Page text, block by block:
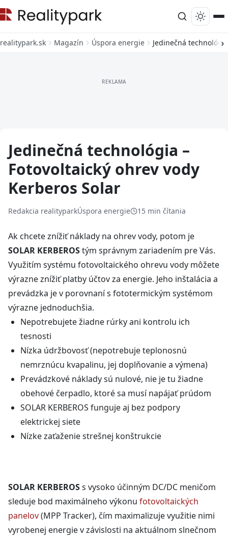
realitypark.sk Magazín Úspora energie Jedinečná
Jedinečná technológia –
Fotovoltaický ohrev vody
Kerberos Solar
Redakcia realityparkÚspora energie 15 min čítania
Ak chcete znížiť náklady na ohrev vody, potom je
SOLAR KERBEROStým správnym zariadením pre Vás.
Využitím systému fotovoltaického ohrevu vody môžete
výrazne znížiť platby účtov za energie. Jeho inštalácia a
prevádzka je v porovnaní s fototermickým systémom
výrazne jednoduchšia.
Nepotrebujete žiadne rúrky ani kontrolu ich
tesnosti
Nízka údržbovosť (nepotrebuje teplonosnú
nemrznúcu kvapalinu, jej doplňovanie a výmena)
Prevádzkové náklady sú nulové, nie je tu žiadne
obehové čerpadlo, ktoré sa musí napájať prúdom
SOLAR KERBEROS funguje aj bez podpory
elektrickej siete
Nízke zaťaženie strešnej konštrukcie
SOLAR KERBEROSs vysoko účinným DC/DC meničom
sleduje bod maximálneho výkonu fotovoltaických
panelov(MPP Tracker), čím maximalizuje využitie nimi
vyrobenej energie v závislosti na aktuálnom slnečnom